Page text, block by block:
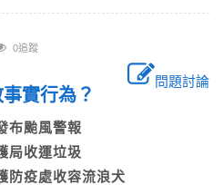
0追蹤
問題討論
事實行為？
布颱風警報
局收運垃圾
防疫處收容流浪犬